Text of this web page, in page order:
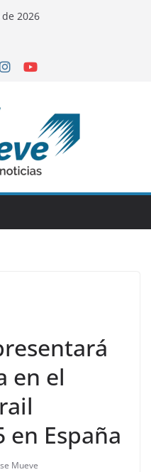
2026
en el
en España
Mueve